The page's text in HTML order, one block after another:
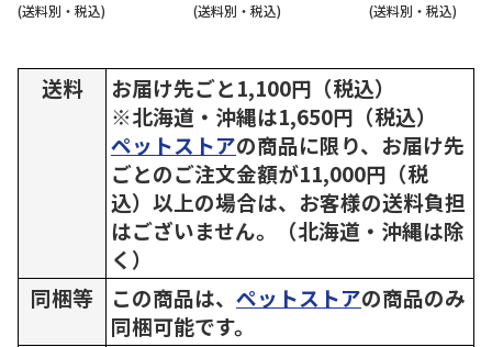
(送料別・税込) (送料別・税込) (送料別・税込)
送料
お届け先ごと1,100円（税込）
※北海道・沖縄は1,650円（税込）
ペットストアの商品に限り、お届け先
ごとのご注文金額が11,000円（税
込）以上の場合は、お客様の送料負担
はございません。（北海道・沖縄は除
く）
同梱等
この商品は、 ペットストアの商品のみ
同梱可能です。